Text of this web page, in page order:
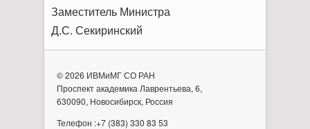
Заместитель Министра
Д.С. Секиринский
© 2026 ИВМиМГ СО РАН
Проспект академика Лаврентьева, 6,
630090, Новосибирск, Россия
Телефон :+7 (383) 330 83 53